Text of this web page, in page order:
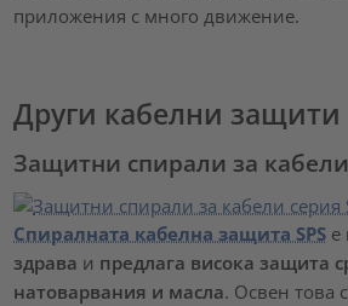
приложения с много движение.
Други кабелни защити
Защитни спирали за кабели
Спиралната кабелна защита SPS е
здрава и предлага висока защита
натоварвания и масла. Освен това